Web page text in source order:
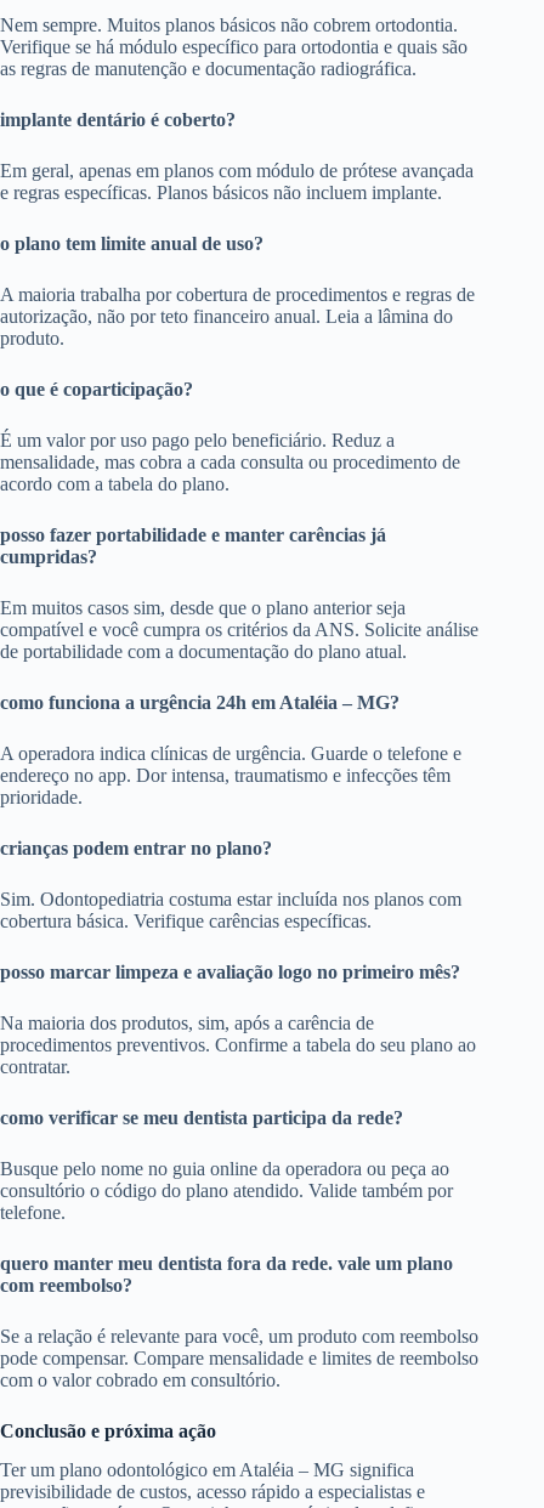
Nem sempre. Muitos planos básicos não cobrem ortodontia.
Verifique se há módulo específico para ortodontia e quais são
as regras de manutenção e documentação radiográfica.
implante dentário é coberto?
Em geral, apenas em planos com módulo de prótese avançada
e regras específicas. Planos básicos não incluem implante.
o plano tem limite anual de uso?
A maioria trabalha por cobertura de procedimentos e regras de
autorização, não por teto financeiro anual. Leia a lâmina do
produto.
o que é coparticipação?
É um valor por uso pago pelo beneficiário. Reduz a
mensalidade, mas cobra a cada consulta ou procedimento de
acordo com a tabela do plano.
posso fazer portabilidade e manter carências já
cumpridas?
Em muitos casos sim, desde que o plano anterior seja
compatível e você cumpra os critérios da ANS. Solicite análise
de portabilidade com a documentação do plano atual.
como funciona a urgência 24h em Ataléia – MG?
A operadora indica clínicas de urgência. Guarde o telefone e
endereço no app. Dor intensa, traumatismo e infecções têm
prioridade.
crianças podem entrar no plano?
Sim. Odontopediatria costuma estar incluída nos planos com
cobertura básica. Verifique carências específicas.
posso marcar limpeza e avaliação logo no primeiro mês?
Na maioria dos produtos, sim, após a carência de
procedimentos preventivos. Confirme a tabela do seu plano ao
contratar.
como verificar se meu dentista participa da rede?
Busque pelo nome no guia online da operadora ou peça ao
consultório o código do plano atendido. Valide também por
telefone.
quero manter meu dentista fora da rede. vale um plano
com reembolso?
Se a relação é relevante para você, um produto com reembolso
pode compensar. Compare mensalidade e limites de reembolso
com o valor cobrado em consultório.
Conclusão e próxima ação
Ter um plano odontológico em Ataléia – MG significa
previsibilidade de custos, acesso rápido a especialistas e